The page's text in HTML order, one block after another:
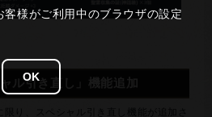
ル引き直し」機能追加
様がご利用中のブラウザの設定
OK